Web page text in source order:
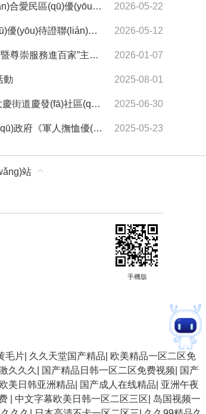
證聯(lián)合會開展走訪慰問活動 2026-05-22
合會開展走訪慰問活動 2026-05-12
服務進百家”主題活動 2026-01-07
動 2025-08-01
榮獲“四有”優(yōu)秀士兵送喜報 2025-06-30
優(yōu)待條例》貫徹實施情況 2025-05-23
站
手機版
毛片 久久天堂国产精品 欧美精品一区二区免
久久久 国产精品日韩一区二区免费视频
国产
美日韩亚洲精品 国产成人在线精品 亚洲午夜
中文字幕欧美日韩一区二区三区 岛国视频一